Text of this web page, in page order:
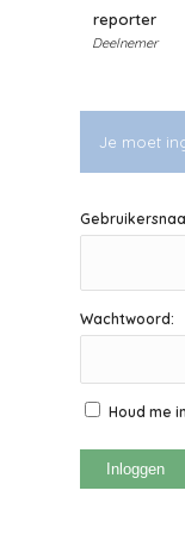
reporter
Deelnemer
Je moet
Wachtwoord:
Houd me
Inloggen